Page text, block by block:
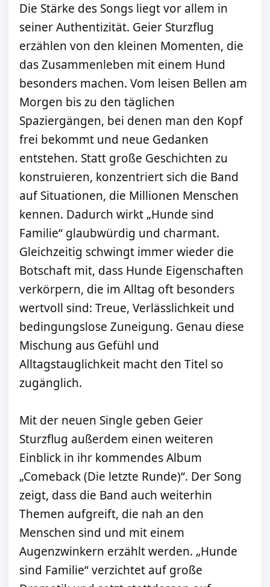
Die Stärke des Songs liegt vor allem in
seiner Authentizität. Geier Sturzflug
erzählen von den kleinen Momenten, die
das Zusammenleben mit einem Hund
besonders machen. Vom leisen Bellen am
Morgen bis zu den täglichen
Spaziergängen, bei denen man den Kopf
frei bekommt und neue Gedanken
entstehen. Statt große Geschichten zu
konstruieren, konzentriert sich die Band
auf Situationen, die Millionen Menschen
kennen. Dadurch wirkt „Hunde sind
Familie“ glaubwürdig und charmant.
Gleichzeitig schwingt immer wieder die
Botschaft mit, dass Hunde Eigenschaften
verkörpern, die im Alltag oft besonders
wertvoll sind: Treue, Verlässlichkeit und
bedingungslose Zuneigung. Genau diese
Mischung aus Gefühl und
Alltagstauglichkeit macht den Titel so
zugänglich.
Mit der neuen Single geben Geier
Sturzflug außerdem einen weiteren
Einblick in ihr kommendes Album
„Comeback (Die letzte Runde)“. Der Song
zeigt, dass die Band auch weiterhin
Themen aufgreift, die nah an den
Menschen sind und mit einem
Augenzwinkern erzählt werden. „Hunde
sind Familie“ verzichtet auf große